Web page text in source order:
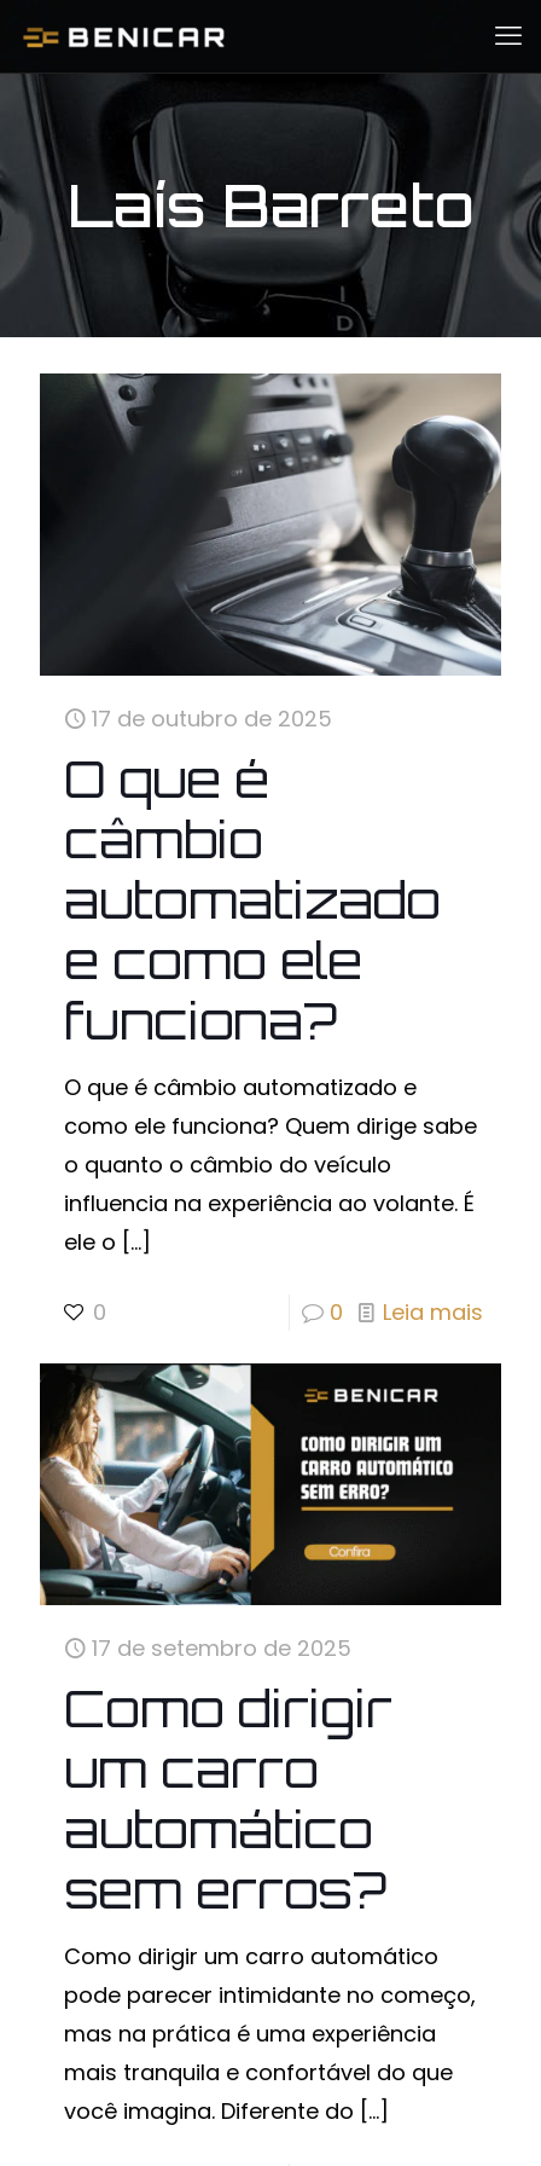
Laís Barreto
17 de outubro de 2025
O que é
câmbio
automatizado
e como ele
funciona?
O que é câmbio automatizado e
como ele funciona? Quem dirige sabe
o quanto o câmbio do veículo
influencia na experiência ao volante. É
ele o […]
0 0 Leia mais
17 de setembro de 2025
Como dirigir
um carro
automático
sem erros?
Como dirigir um carro automático
pode parecer intimidante no começo,
mas na prática é uma experiência
mais tranquila e confortável do que
você imagina. Diferente do […]